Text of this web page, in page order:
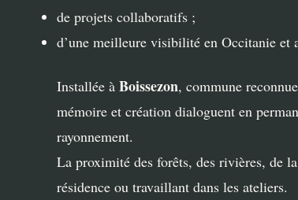
de projets collaboratifs ;
d’une meilleure visibilité en Occitanie et
Installée à Boissezon, commune
mémoire et création dialoguent en
rayonnement.
La proximité des forêts, des rivières, de
résidence ou travaillant dans les ateliers.